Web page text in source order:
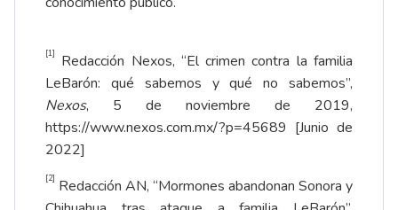
[1]
Redacción Nexos, “El crimen contra la familia
LeBarón: qué sabemos y qué no sabemos”,
Nexos, 5 de noviembre de 2019,
https://www.nexos.com.mx/?p=45689 [Junio de
2022]
[2] Redacción AN, “Mormones abandonan Sonora y